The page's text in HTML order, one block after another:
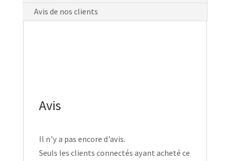
Avis de nos clients
Avis
Il n’y a pas encore d’avis.
Seuls les clients connectés ayant acheté ce